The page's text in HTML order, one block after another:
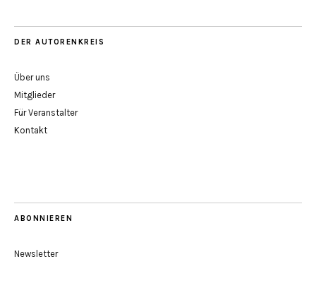
DER AUTORENKREIS
Über uns
Mitglieder
Für Veranstalter
Kontakt
ABONNIEREN
Newsletter